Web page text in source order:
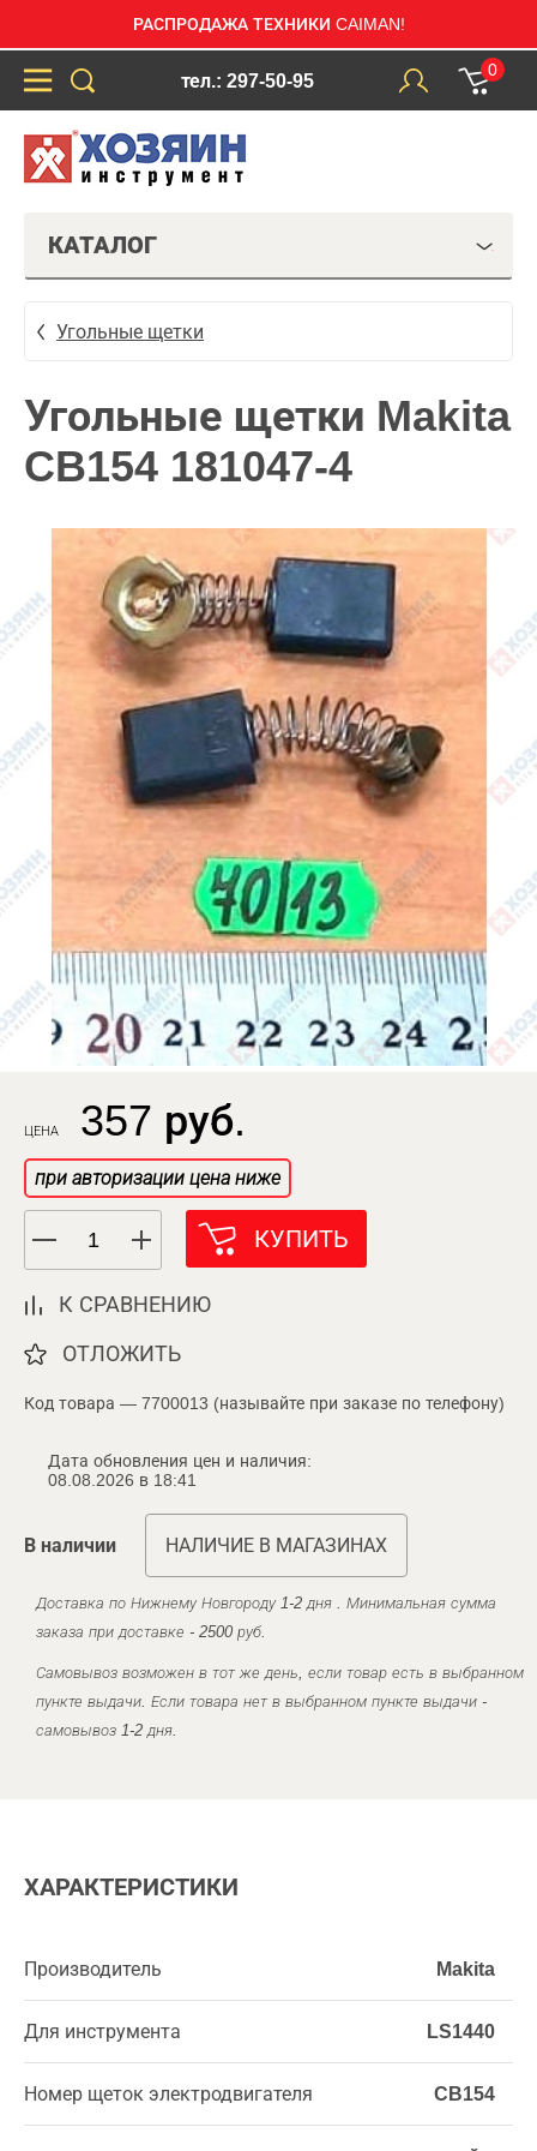
РАСПРОДАЖА ТЕХНИКИ CAIMAN!
тел.: 297-50-95
0
КАТАЛОГ
Угольные щетки
Угольные щетки Makita
CB154 181047-4
ЦЕНА 357 руб.
при авторизации цена ниже
КУПИТЬ
К СРАВНЕНИЮ
ОТЛОЖИТЬ
Код товара — 7700013 (называйте при заказе по телефону)
Дата обновления цен и наличия:
08.08.2026 в 18:41
В наличии НАЛИЧИЕ В МАГАЗИНАХ
Доставка по Нижнему Новгороду 1-2 дня . Минимальная сумма
заказа при доставке - 2500 руб.
Самовывоз возможен в тот же день, если товар есть в выбранном
пункте выдачи. Если товара нет в выбранном пункте выдачи -
самовывоз 1-2 дня.
ХАРАКТЕРИСТИКИ
Производитель Makita
Для инструмента LS1440
Номер щеток электродвигателя CB154